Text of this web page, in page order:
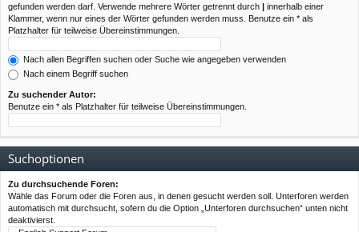
gefunden werden darf. Verwende mehrere Wörter getrennt durch | innerhalb einer
Klammer, wenn nur eines der Wörter gefunden werden muss. Benutze ein * als
Platzhalter für teilweise Übereinstimmungen.
Nach allen Begriffen suchen oder Suche wie angegeben verwenden
Nach einem Begriff suchen
Zu suchender Autor:
Benutze ein * als Platzhalter für teilweise Übereinstimmungen.
Suchoptionen
Zu durchsuchende Foren:
Wähle das Forum oder die Foren aus, in denen gesucht werden soll. Unterforen werden
automatisch mit durchsucht, sofern du die Option „Unterforen durchsuchen“ unten nicht
deaktivierst.